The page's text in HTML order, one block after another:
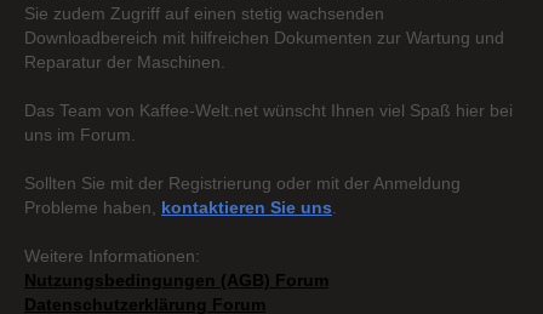
Sie zudem Zugriff auf einen stetig wachsenden
Downloadbereich mit hilfreichen Dokumenten zur Wartung und
Reparatur der Maschinen.
Das Team von Kaffee-Welt.net wünscht Ihnen viel Spaß hier bei
uns im Forum.
Sollten Sie mit der Registrierung oder mit der Anmeldung
Probleme haben, kontaktieren Sie uns
Weitere Informationen:
Nutzungsbedingungen (AGB) Forum
Datenschutzerklärung Forum